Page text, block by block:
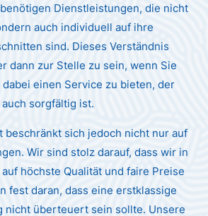
Dienstleistungen, die nicht
auch individuell auf ihre
sind. Dieses Verständnis
dann zur Stelle zu sein, wenn Sie
einen Service zu bieten, der
sorgfältig ist.
beschränkt sich jedoch nicht nur auf
Wir sind stolz darauf, dass wir in
höchste Qualität und faire Preise
fest daran, dass eine erstklassige
nicht überteuert sein sollte. Unsere